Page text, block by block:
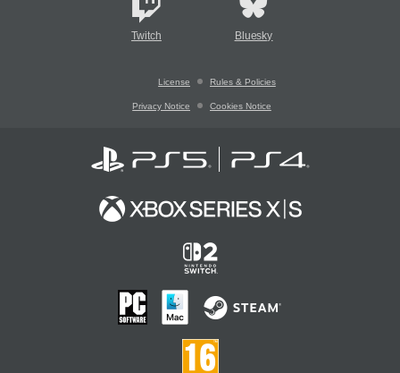
Twitch Bluesky
License Rules & Policies
Privacy Notice Cookies Notice